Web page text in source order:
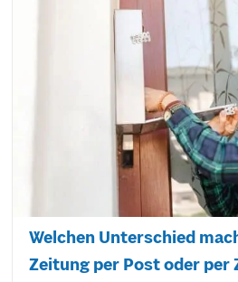
Welchen Unterschied
Zeitung per Post oder per